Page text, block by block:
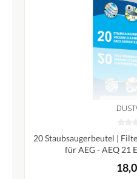
20 Staubsaugerbeutel |
für AEG - AEQ 21
Markenstaubbeutel /
Microfilter